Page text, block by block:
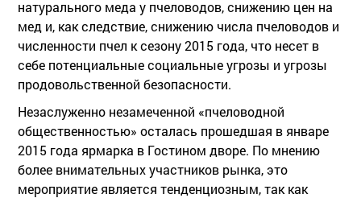
натурального меда у пчеловодов, снижению цен на
мед и, как следствие, снижению числа пчеловодов и
численности пчел к сезону 2015 года, что несет в
себе потенциальные социальные угрозы и угрозы
продовольственной безопасности.
Незаслуженно незамеченной «пчеловодной
общественностью» осталась прошедшая в январе
2015 года ярмарка в Гостином дворе. По мнению
более внимательных участников рынка, это
мероприятие является тенденциозным, так как